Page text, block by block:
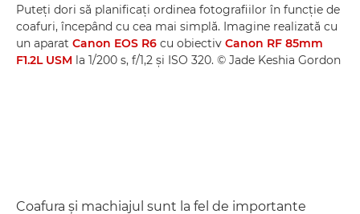
Puteţi dori să planificaţi ordinea fotografiilor în funcţie de
coafuri, începând cu cea mai simplă. Imagine realizată cu
un aparat Canon EOS R6 cu obiectiv Canon RF 85mm
F1.2L USM la 1/200 s, f/1,2 şi ISO 320. © Jade Keshia Gordon
Coafura şi machiajul sunt la fel de importante